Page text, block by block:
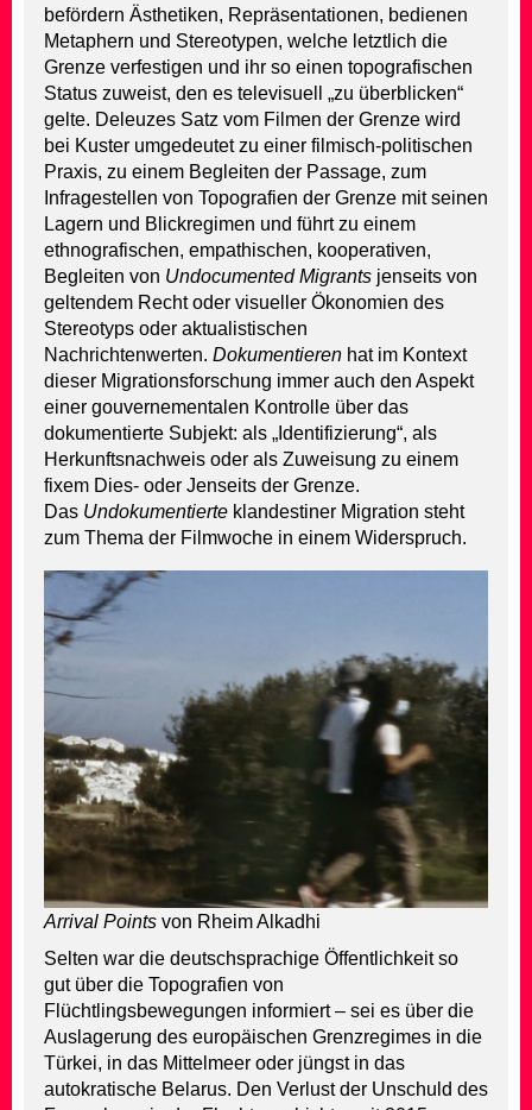
befördern Ästhetiken, Repräsentationen, bedienen
Metaphern und Stereotypen, welche letztlich die
Grenze verfestigen und ihr so einen topografischen
Status zuweist, den es televisuell „zu überblicken“
gelte. Deleuzes Satz vom Filmen der Grenze wird
bei Kuster umgedeutet zu einer filmisch-politischen
Praxis, zu einem Begleiten der Passage, zum
Infragestellen von Topografien der Grenze mit seinen
Lagern und Blickregimen und führt zu einem
ethnografischen, empathischen, kooperativen,
Begleiten von Undocumented Migrants jenseits von
geltendem Recht oder visueller Ökonomien des
Stereotyps oder aktualistischen
Nachrichtenwerten. Dokumentieren hat im Kontext
dieser Migrationsforschung immer auch den Aspekt
einer gouvernementalen Kontrolle über das
dokumentierte Subjekt: als „Identifizierung“, als
Herkunftsnachweis oder als Zuweisung zu einem
fixem Dies- oder Jenseits der Grenze.
Das Undokumentierte klandestiner Migration steht
zum Thema der Filmwoche in einem Widerspruch.
Arrival Points von Rheim Alkadhi
Selten war die deutschsprachige Öffentlichkeit so
gut über die Topografien von
Flüchtlingsbewegungen informiert – sei es über die
Auslagerung des europäischen Grenzregimes in die
Türkei, in das Mittelmeer oder jüngst in das
autokratische Belarus. Den Verlust der Unschuld des